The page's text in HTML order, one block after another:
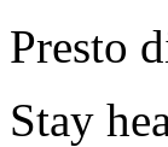
Presto
Stay